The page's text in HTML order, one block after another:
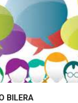
BILERA